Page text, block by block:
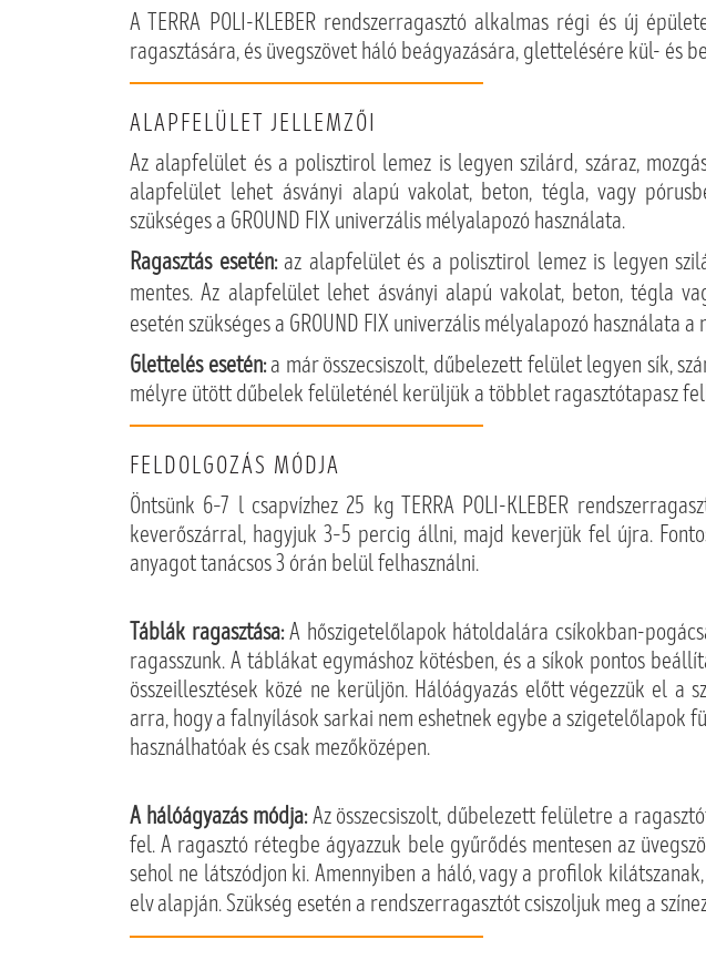
A TERRA POLI-KLEBER rendszerragasztó alkalmas régi és új
ragasztására, és üvegszövet háló beágyazására, glettelésére kül- és
ALAPFELÜLET JELLEMZŐI
Az alapfelület és a polisztirol lemez is legyen szilárd, száraz,
alapfelület lehet ásványi alapú vakolat, beton, tégla, vagy
szükséges a GROUND FIX univerzális mélyalapozó használata.
Ragasztás esetén:az alapfelület és a polisztirol lemez is legyen
mentes. Az alapfelület lehet ásványi alapú vakolat, beton, tégla
esetén szükséges a GROUND FIX univerzális mélyalapozó használata
Glettelés esetén:a már összecsiszolt, dűbelezett felület legyen sík,
mélyre ütött dűbelek felületénél kerüljük a többlet ragasztótapasz
FELDOLGOZÁS MÓDJA
Öntsünk 6–7 l csapvízhez 25 kg TERRA POLI-KLEBER
keverőszárral, hagyjuk 3–5 percig állni, majd keverjük fel újra.
anyagot tanácsos 3 órán belül felhasználni.
Táblák ragasztása:A hőszigetelőlapok hátoldalára csíkokban-
ragasszunk. A táblákat egymáshoz kötésben, és a síkok pontos
összeillesztések közé ne kerüljön. Hálóágyazás előtt végezzük el a
arra, hogy a falnyílások sarkai nem eshetnek egybe a szigetelőlapok
használhatóak és csak mezőközépen.
A hálóágyazás módja:Az összecsiszolt, dűbelezett felületre a
fel. A ragasztó rétegbe ágyazzuk bele gyűrődés mentesen az
sehol ne látszódjon ki. Amennyiben a háló, vagy a profilok
elv alapján. Szükség esetén a rendszerragasztót csiszoljuk meg a